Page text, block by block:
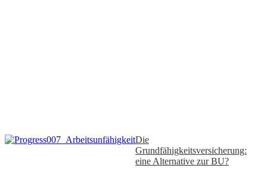
Die
Grundfähigkeitsversicherung:
eine Alternative zur BU?